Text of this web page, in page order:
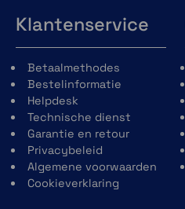
Klantenservice
Betaalmethodes
Bestelinformatie
Helpdesk
Technische dienst
Garantie en retour
Privacybeleid
Algemene voorwaarden
Cookieverklaring